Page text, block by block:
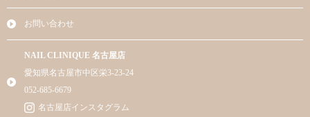
お問い合わせ
NAIL CLINIQUE 名古屋店
愛知県名古屋市中区栄3-23-24
052-685-6679
名古屋店インスタグラム